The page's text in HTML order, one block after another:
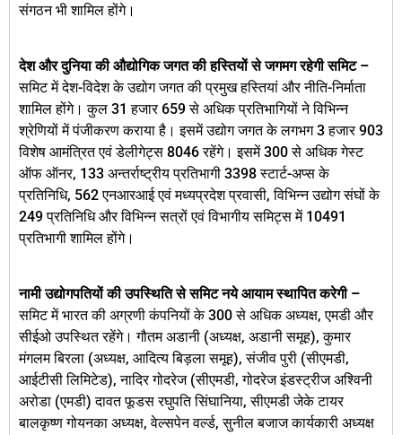
संगठन भी शामिल होंगे।
देश और दुनिया की औद्योगिक जगत की हस्तियों से जगमग रहेगी समिट –
समिट में देश-विदेश के उद्योग जगत की प्रमुख हस्तियां और नीति-निर्माता
शामिल होंगे। कुल 31 हजार 659 से अधिक प्रतिभागियों ने विभिन्न
श्रेणियों में पंजीकरण कराया है। इसमें उद्योग जगत के लगभग 3 हजार 903
विशेष आमंत्रित एवं डेलीगेट्स 8046 रहेंगे। इसमें 300 से अधिक गेस्ट
ऑफ ऑनर, 133 अन्तर्राष्ट्रीय प्रतिभागी 3398 स्टार्ट-अप्स के
प्रतिनिधि, 562 एनआरआई एवं मध्यप्रदेश प्रवासी, विभिन्न उद्योग संघों के
249 प्रतिनिधि और विभिन्न सत्रों एवं विभागीय समिट्स में 10491
प्रतिभागी शामिल होंगे।
नामी उद्योगपतियों की उपस्थिति से समिट नये आयाम स्थापित करेगी –
समिट में भारत की अग्रणी कंपनियों के 300 से अधिक अध्यक्ष, एमडी और
सीईओ उपस्थित रहेंगे। गौतम अडानी (अध्यक्ष, अडानी समूह), कुमार
मंगलम बिरला (अध्यक्ष, आदित्य बिड़ला समूह), संजीव पुरी (सीएमडी,
आईटीसी लिमिटेड), नादिर गोदरेज (सीएमडी, गोदरेज इंडस्ट्रीज अश्विनी
अरोडा (एमडी) दावत फूडस रघुपति सिंघानिया, सीएमडी जेके टायर
बालकृष्ण गोयनका अध्यक्ष, वेल्सपेन वर्ल्ड, सुनील बजाज कार्यकारी अध्यक्ष